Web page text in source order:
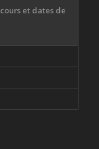
et dates de